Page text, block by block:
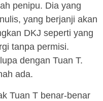
penipu. Dia yang
yang berjanji akan
DKJ seperti yang
tanpa permisi.
dengan Tuan T.
ada.
Tuan T benar-benar